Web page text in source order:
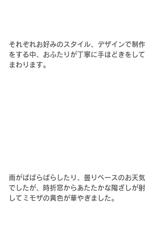
それぞれお好みのスタイル、デザインで制作
をする中、おふたりが丁寧に手ほどきをして
まわります。
雨がぱぱらぱらしたり、曇りベースのお天気
でしたが、時折窓からあたたかな陽ざしが射
してミモザの黄色が華やぎました。